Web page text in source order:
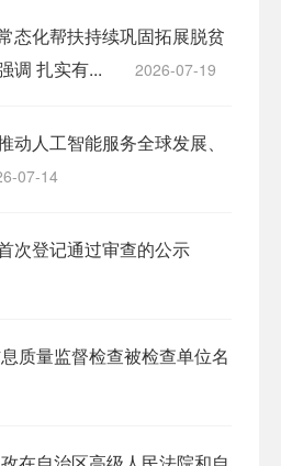
态化帮扶持续巩固拓展脱贫
调 扎实有...
2026-07-19
动人工智能服务全球发展、
07-14
次登记通过审查的公示
质量监督检查被检查单位名